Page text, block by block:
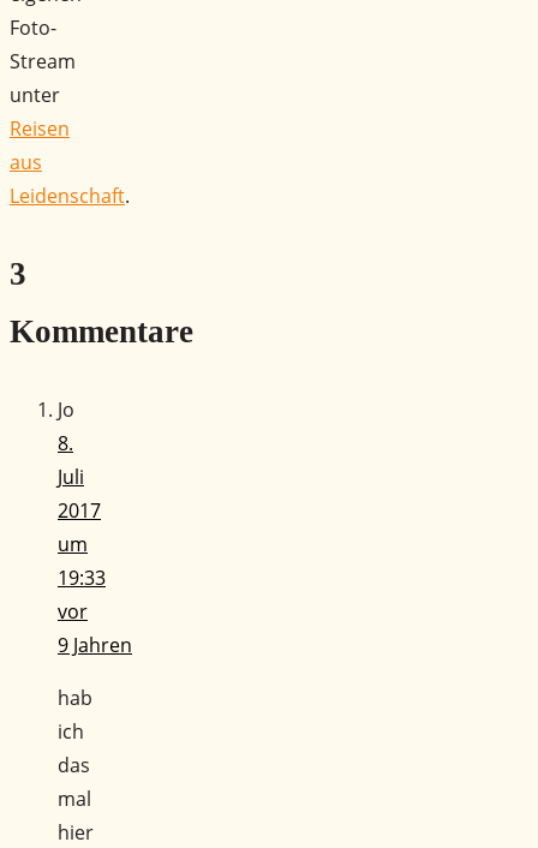
Foto-
Stream
unter
Reisen
aus
Leidenschaft.
3
Kommentare
Jo
8.
Juli
2017
um
19:33
vor
9 Jahren
hab
ich
das
mal
hier